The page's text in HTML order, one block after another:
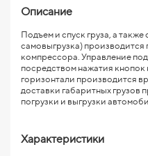
Описание
Подъем и спуск груза, а
самовыгрузка)
компрессора. Управление
посредством нажатия
горизонтали производится
доставки габаритных грузов
погрузки и выгрузки
Характеристики